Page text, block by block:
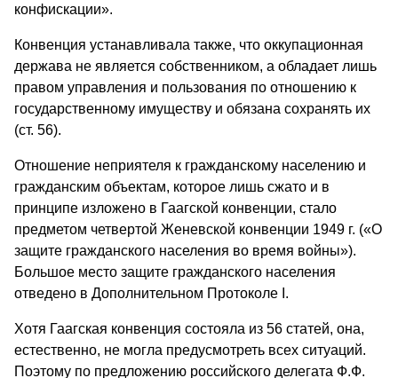
конфискации».
Конвенция устанавливала также, что оккупационная
держава не является собственником, а обладает лишь
правом управления и пользования по отношению к
государственному имуществу и обязана сохранять их
(ст. 56).
Отношение неприятеля к гражданскому населению и
гражданским объектам, которое лишь сжато и в
принципе изложено в Гаагской конвенции, стало
предметом четвертой Женевской конвенции 1949 г. («O
защите гражданского населения во время войны»).
Большое место защите гражданского населения
отведено в Дополнительном Протоколе I.
Хотя Гаагская конвенция состояла из 56 статей, она,
естественно, не могла предусмотреть всех ситуаций.
Поэтому по предложению российского делегата Ф.Ф.